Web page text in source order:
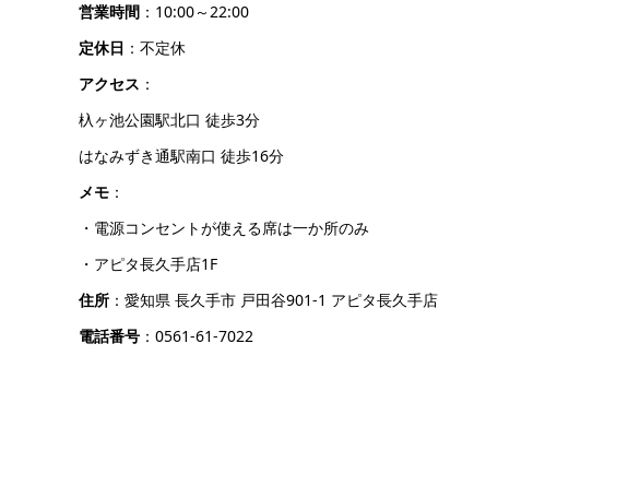
営業時間 ：10:00～22:00
定休日 ：不定休
アクセス ：
杁ヶ池公園駅北口 徒歩3分
はなみずき通駅南口 徒歩16分
メモ ：
・電源コンセントが使える席は一か所のみ
・アピタ長久手店1F
住所 ：愛知県 長久手市 戸田谷901-1 アピタ長久手店
電話番号 ：0561-61-7022